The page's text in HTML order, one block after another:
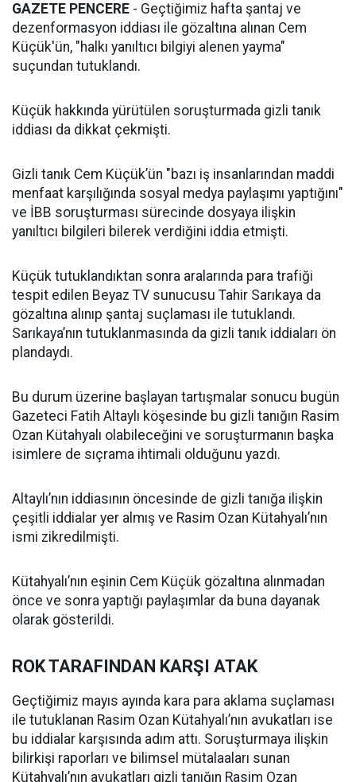
GAZETE PENCERE - Geçtiğimiz hafta şantaj ve
dezenformasyon iddiası ile gözaltına alınan Cem
Küçük'ün, "halkı yanıltıcı bilgiyi alenen yayma"
suçundan tutuklandı.
Küçük hakkında yürütülen soruşturmada gizli tanık
iddiası da dikkat çekmişti.
Gizli tanık Cem Küçük’ün "bazı iş insanlarından maddi
menfaat karşılığında sosyal medya paylaşımı yaptığını"
ve İBB soruşturması sürecinde dosyaya ilişkin
yanıltıcı bilgileri bilerek verdiğini iddia etmişti.
Küçük tutuklandıktan sonra aralarında para trafiği
tespit edilen Beyaz TV sunucusu Tahir Sarıkaya da
gözaltına alınıp şantaj suçlaması ile tutuklandı.
Sarıkaya’nın tutuklanmasında da gizli tanık iddiaları ön
plandaydı.
Bu durum üzerine başlayan tartışmalar sonucu bugün
Gazeteci Fatih Altaylı köşesinde bu gizli tanığın Rasim
Ozan Kütahyalı olabileceğini ve soruşturmanın başka
isimlere de sıçrama ihtimali olduğunu yazdı.
Altaylı’nın iddiasının öncesinde de gizli tanığa ilişkin
çeşitli iddialar yer almış ve Rasim Ozan Kütahyalı’nın
ismi zikredilmişti.
Kütahyalı’nın eşinin Cem Küçük gözaltına alınmadan
önce ve sonra yaptığı paylaşımlar da buna dayanak
olarak gösterildi.
ROK TARAFINDAN KARŞI ATAK
Geçtiğimiz mayıs ayında kara para aklama suçlaması
ile tutuklanan Rasim Ozan Kütahyalı’nın avukatları ise
bu iddialar karşısında adım attı. Soruşturmaya ilişkin
bilirkişi raporları ve bilimsel mütalaaları sunan
Kütahyalı’nın avukatları gizli tanığın Rasim Ozan